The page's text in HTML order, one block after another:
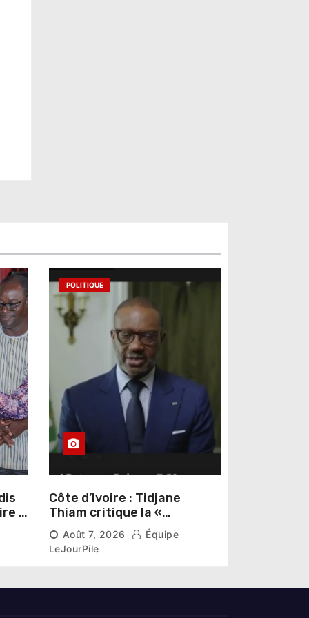
»
POLITIQUE
Côte d’Ivoire : Tidjane
Thiam critique la «
judiciarisation » de la
politique et appelle à
poursuivre l’apaisement
Août 7, 2026
Équipe
LeJourPile